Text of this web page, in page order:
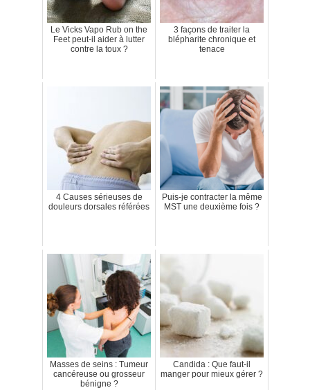
Le Vicks Vapo Rub on the
Feet peut-il aider à lutter
contre la toux ?
3 façons de traiter la
blépharite chronique et
tenace
4 Causes sérieuses de
douleurs dorsales référées
Puis-je contracter la même
MST une deuxième fois ?
Masses de seins : Tumeur
cancéreuse ou grosseur
bénigne ?
Candida : Que faut-il
manger pour mieux gérer ?